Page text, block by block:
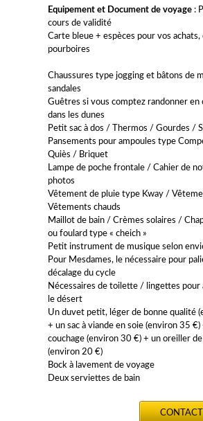
Equipement et Document de voyage :
cours de validité
Carte bleue + espèces pour vos achats,
pourboires
Chaussures type jogging et bâtons de
sandales
Guêtres si vous comptez randonner en
dans les dunes
Petit sac à dos / Thermos / Gourdes /
Pansements pour ampoules type
Quiès / Briquet
Lampe de poche frontale / Cahier de
photos
Vêtement de pluie type Kway /
Vêtements chauds
Maillot de bain / Crèmes solaires /
ou foulard type « cheich »
Petit instrument de musique selon
Pour Mesdames, le nécessaire pour
décalage du cycle
Nécessaires de toilette / lingettes pour
le désert
Un duvet petit, léger de bonne qualité
+ un sac à viande en soie (environ 35 €)
couchage (environ 30 €) + un oreiller
(environ 20 €)
Bock à lavement de voyage
Deux serviettes de bain